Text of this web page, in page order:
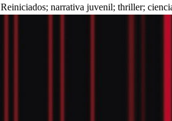
Reiniciados; narrativa juvenil; thriller;